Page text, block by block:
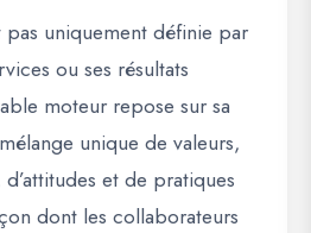
pas uniquement définie par
ou ses résultats
moteur repose sur sa
unique de valeurs,
et de pratiques
dont les collaborateurs